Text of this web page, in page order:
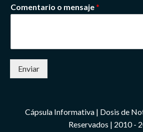
Comentario o mensaje*
Enviar